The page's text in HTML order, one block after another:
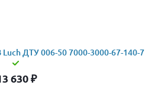
ДТУ 006-50 7000-3000-67-140-7
630₽